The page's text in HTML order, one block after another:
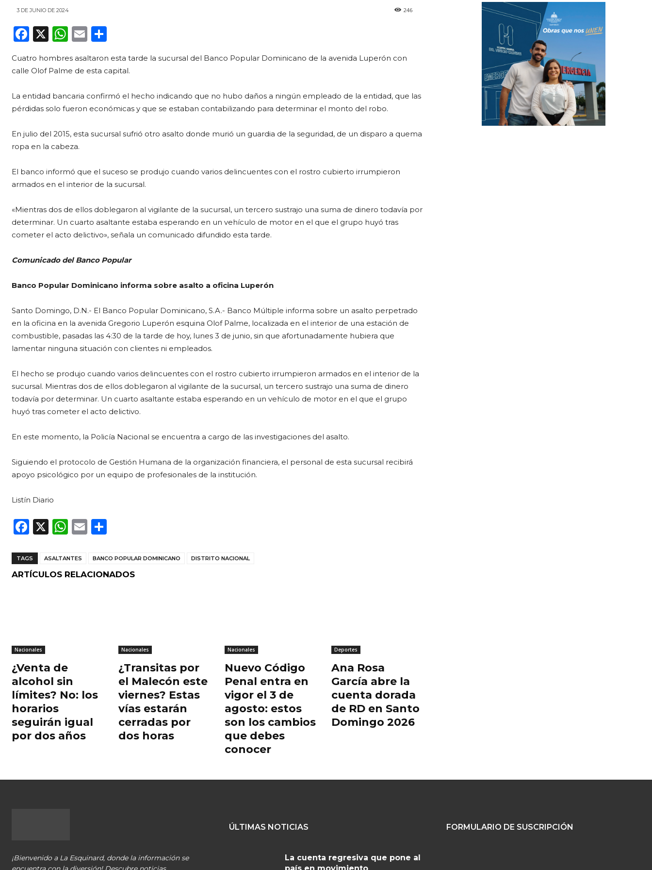
3 DE JUNIO DE 2024 246
F
c
b
o
o
k
X
W
a
A
p
p
E
ai m
p
ar
ti
Cuatro hombres asaltaron esta tarde la sucursal del Banco Popular Dominicano de la avenida Luperón con
calle Olof Palme de esta capital.
La entidad bancaria confirmó el hecho indicando que no hubo daños a ningún empleado de la entidad, que las
pérdidas solo fueron económicas y que se estaban contabilizando para determinar el monto del robo.
En julio del 2015, esta sucursal sufrió otro asalto donde murió un guardia de la seguridad, de un disparo a quema
ropa en la cabeza.
El banco informó que el suceso se produjo cuando varios delincuentes con el rostro cubierto irrumpieron
armados en el interior de la sucursal.
«Mientras dos de ellos doblegaron al vigilante de la sucursal, un tercero sustrajo una suma de dinero todavía por
determinar. Un cuarto asaltante estaba esperando en un vehículo de motor en el que el grupo huyó tras
cometer el acto delictivo», señala un comunicado difundido esta tarde.
Comunicado del Banco Popular
Banco Popular Dominicano informa sobre asalto a oficina Luperón
Santo Domingo, D.N.- El Banco Popular Dominicano, S.A.- Banco Múltiple informa sobre un asalto perpetrado
en la oficina en la avenida Gregorio Luperón esquina Olof Palme, localizada en el interior de una estación de
combustible, pasadas las 4:30 de la tarde de hoy, lunes 3 de junio, sin que afortunadamente hubiera que
lamentar ninguna situación con clientes ni empleados.
El hecho se produjo cuando varios delincuentes con el rostro cubierto irrumpieron armados en el interior de la
sucursal. Mientras dos de ellos doblegaron al vigilante de la sucursal, un tercero sustrajo una suma de dinero
todavía por determinar. Un cuarto asaltante estaba esperando en un vehículo de motor en el que el grupo
huyó tras cometer el acto delictivo.
En este momento, la Policía Nacional se encuentra a cargo de las investigaciones del asalto.
Siguiendo el protocolo de Gestión Humana de la organización financiera, el personal de esta sucursal recibirá
apoyo psicológico por un equipo de profesionales de la institución.
Listín Diario
F
c
e
X
W
a
ts
E
ai
l
m
p
TAGS ASALTANTES BANCO POPULAR DOMINICANO DISTRITO NACIONAL
ARTÍCULOS RELACIONADOS
Nacionales
¿Venta de
alcohol sin
límites? No: los
horarios
seguirán igual
por dos años
Nacionales
¿Transitas por
el Malecón este
viernes? Estas
vías estarán
cerradas por
dos horas
Nacionales
Nuevo Código
Penal entra en
vigor el 3 de
agosto: estos
son los cambios
que debes
conocer
Deportes
Ana Rosa
García abre la
cuenta dorada
de RD en Santo
Domingo 2026
¡Bienvenido a La Esquinard, donde la información se
ÚLTIMAS NOTICIAS
La cuenta regresiva que pone al
FORMULARIO DE SUSCRIPCIÓN